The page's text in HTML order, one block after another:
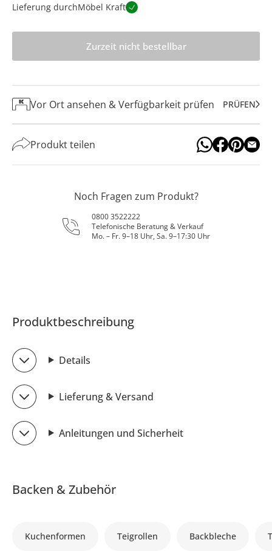
Lieferung durchMöbel Kraft
Zurzeit nicht bestellbar
Vor Ort ansehen & Verfügbarkeit prüfen PRÜFEN
Produkt teilen
Noch Fragen zum Produkt?
0800 3522222
Telefonische Beratung & Verkauf
Mo. – Fr. 9–18 Uhr, Sa. 9–17:30 Uhr
Produktbeschreibung
Details
Lieferung & Versand
Anleitungen und Sicherheit
Backen & Zubehör
Kuchenformen Teigrollen Backbleche